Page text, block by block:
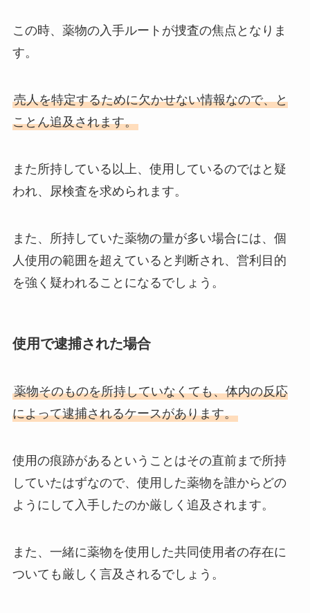
この時、薬物の入手ルートが捜査の焦点となりま
す。
売人を特定するために欠かせない情報なので、と
ことん追及されます。
また所持している以上、使用しているのではと疑
われ、尿検査を求められます。
また、所持していた薬物の量が多い場合には、個
人使用の範囲を超えていると判断され、営利目的
を強く疑われることになるでしょう。
使用で逮捕された場合
薬物そのものを所持していなくても、体内の反応
によって逮捕されるケースがあります。
使用の痕跡があるということはその直前まで所持
していたはずなので、使用した薬物を誰からどの
ようにして入手したのか厳しく追及されます。
また、一緒に薬物を使用した共同使用者の存在に
ついても厳しく言及されるでしょう。